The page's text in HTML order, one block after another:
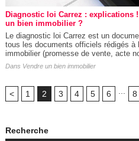
Diagnostic loi Carrez : explications
un bien immobilier ?
Le diagnostic loi Carrez est un
tous les documents officiels rédigés à
immobilier (promesse de vente, acte
Dans Vendre un bien immobilier
< 1 2 3 4 5 6 8
Recherche